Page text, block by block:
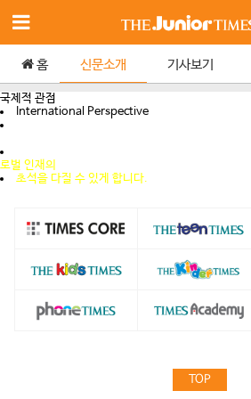
홈 신문소개 기사보기
국제적 관점
International Perspective
로벌 인재의
초석을 다질 수 있게 합니다.
TOP